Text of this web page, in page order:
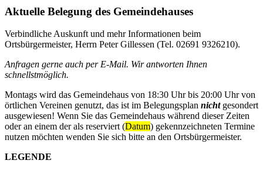
Aktuelle Belegung des Gemeindehauses
Verbindliche Auskunft und mehr Informationen beim
Ortsbürgermeister, Herrn Peter Gillessen (Tel. 02691 9326210).
Anfragen gerne auch per E-Mail. Wir antworten Ihnen
schnellstmöglich.
Montags wird das Gemeindehaus von 18:30 Uhr bis 20:00 Uhr von
örtlichen Vereinen genutzt, das ist im Belegungsplan nichtgesondert
ausgewiesen! Wenn Sie das Gemeindehaus während dieser Zeiten
oder an einem der als reserviert (Datum) gekennzeichneten Termine
nutzen möchten wenden Sie sich bitte an den Ortsbürgermeister.
LEGENDE